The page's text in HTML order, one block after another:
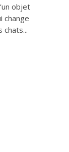
objet
change
chats...